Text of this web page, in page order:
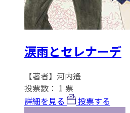
涙雨とセレナーデ
【著者】河内遙
投票数： 1 票
詳細を見る
投票する